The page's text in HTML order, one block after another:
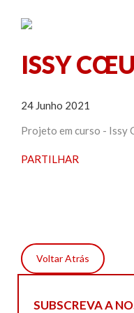
ISSY
24 Junho 2021
Projeto em curso - Issy
PARTILHAR
Voltar Atrás
SUBSCREVA A